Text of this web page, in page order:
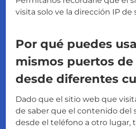
visita solo ve la dirección IP de
Por qué puedes
mismos puertos
desde diferentes
Dado que el sitio web que
de saber que el contenido del
desde el teléfono a otro lugar,